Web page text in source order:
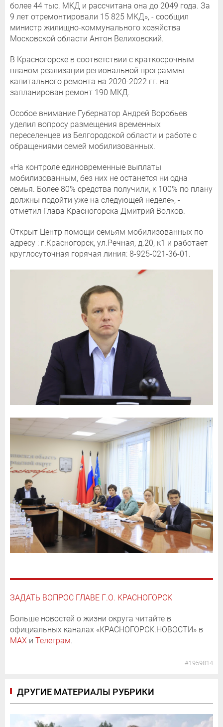
более 44 тыс. МКД и рассчитана она до 2049 года. За
9 лет отремонтировали 15 825 МКД», - сообщил
министр жилищно-коммунального хозяйства
Московской области Антон Велиховский.
В Красногорске в соответствии с краткосрочным
планом реализации региональной программы
капитального ремонта на 2020-2022 гг. на
запланирован ремонт 190 МКД.
Особое внимание Губернатор Андрей Воробьев
уделил вопросу размещения временных
переселенцев из Белгородской области и работе с
обращениями семей мобилизованных.
«На контроле единовременные выплаты
мобилизованным, без них не останется ни одна
семья. Более 80% средства получили, к 100% по плану
должны подойти уже на следующей неделе», -
отметил Глава Красногорска Дмитрий Волков.
Открыт Центр помощи семьям мобилизованных по
адресу : г.Красногорск, ул.Речная, д.20, к1 и работает
круглосуточная горячая линия: 8-925-021-36-01.
ЗАДАТЬ ВОПРОС ГЛАВЕ Г.О. КРАСНОГОРСК
Больше новостей о жизни округа читайте в
официальных каналах «КРАСНОГОРСК.НОВОСТИ» в
MAX и Телеграм.
#1959814
ДРУГИЕ МАТЕРИАЛЫ РУБРИКИ